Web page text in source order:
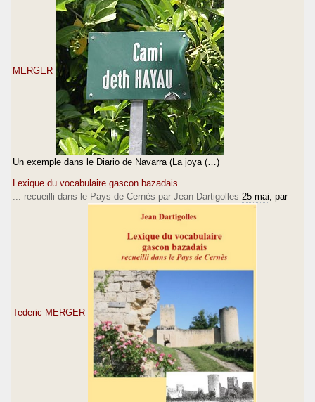
MERGER
Un exemple dans le Diario de Navarra (La joya (…)
Lexique du vocabulaire gascon bazadais
... recueilli dans le Pays de Cernès par Jean Dartigolles 25 mai, par
Tederic MERGER